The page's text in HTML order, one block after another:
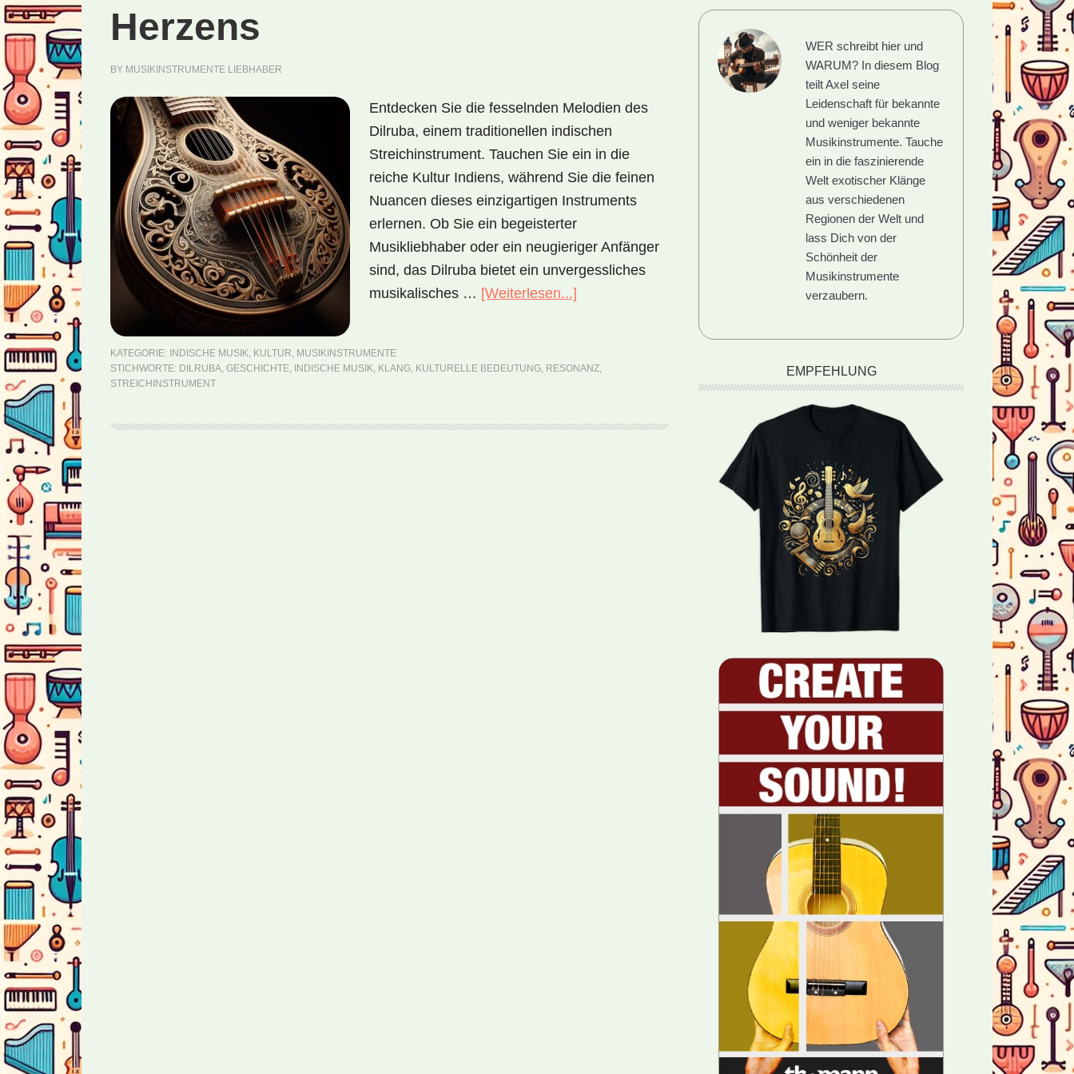
Herzens
BY MUSIKINSTRUMENTE LIEBHABER
Entdecken Sie die fesselnden Melodien des
Dilruba, einem traditionellen indischen
Streichinstrument. Tauchen Sie ein in die
reiche Kultur Indiens, während Sie die feinen
Nuancen dieses einzigartigen Instruments
erlernen. Ob Sie ein begeisterter
Musikliebhaber oder ein neugieriger Anfänger
sind, das Dilruba bietet ein unvergessliches
musikalisches … [Weiterlesen...]
Räuber
KATEGORIE: INDISCHE MUSIK, KULTUR, MUSIKINSTRUMENTE
STICHWORTE: DILRUBA, GESCHICHTE, INDISCHE MUSIK, KLANG, KULTURELLE BEDEUTUNG, RESONANZ,
STREICHINSTRUMENT
WER schreibt hier und
WARUM?In diesem Blog
teilt Axel seine
Leidenschaft für bekannte
und weniger bekannte
Musikinstrumente. Tauche
ein in die faszinierende
Welt exotischer Klänge
aus verschiedenen
Regionen der Welt und
lass Dich von der
Schönheit der
Musikinstrumente
verzaubern.
EMPFEHLUNG